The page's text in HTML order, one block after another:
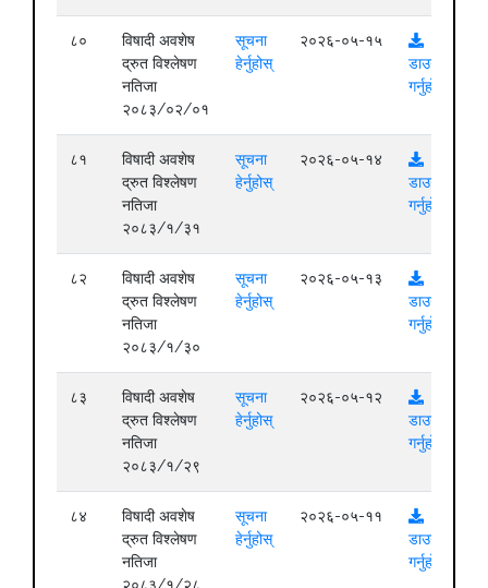
८०
विषादी अवशेष
द्रुत विश्लेषण
नतिजा
२०८३/०२/०१
सूचना
हेर्नुहोस्
२०२६-०५-१५
डाउनलोड
गर्नुहोस्
८१
विषादी अवशेष
द्रुत विश्लेषण
नतिजा
२०८३/१/३१
सूचना
हेर्नुहोस्
२०२६-०५-१४
डाउनलोड
गर्नुहोस्
८२
विषादी अवशेष
द्रुत विश्लेषण
नतिजा
२०८३/१/३०
सूचना
हेर्नुहोस्
२०२६-०५-१३
डाउनलोड
गर्नुहोस्
८३
विषादी अवशेष
द्रुत विश्लेषण
नतिजा
२०८३/१/२९
सूचना
हेर्नुहोस्
२०२६-०५-१२
डाउनलोड
गर्नुहोस्
८४
विषादी अवशेष
द्रुत विश्लेषण
नतिजा
सूचना
हेर्नुहोस्
२०२६-०५-११
डाउनलोड
गर्नुहोस्